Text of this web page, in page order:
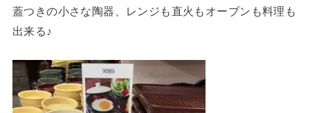
蓋つきの小さな陶器、レンジも直火もオーブンも料理も
出来る♪